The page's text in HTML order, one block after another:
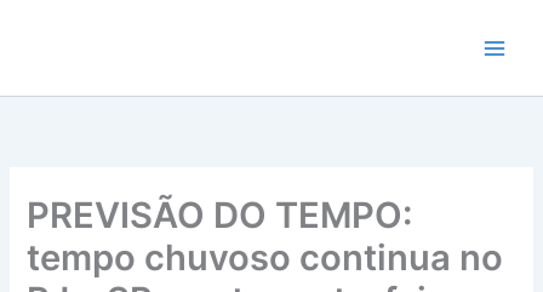
conteúdo
PREVISÃO DO TEMPO:
tempo chuvoso continua no